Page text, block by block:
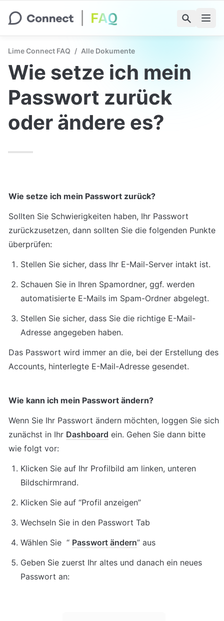
Lime Connect FAQ / Alle Dokumente
Wie setze ich mein
Passwort zurück
oder ändere es?
Wie setze ich mein Passwort zurück?
Sollten Sie Schwierigkeiten haben, Ihr Passwort
zurückzusetzen, dann sollten Sie die folgenden Punkte
überprüfen:
Stellen Sie sicher, dass Ihr E-Mail-Server intakt ist.
Schauen Sie in Ihren Spamordner, ggf. werden
automatisierte E-Mails im Spam-Ordner abgelegt.
Stellen Sie sicher, dass Sie die richtige E-Mail-
Adresse angegeben haben.
Das Passwort wird immer an die, bei der Erstellung des
Accounts, hinterlegte E-Mail-Adresse gesendet.
Wie kann ich mein Passwort ändern?
Wenn Sie Ihr Passwort ändern möchten, loggen Sie sich
zunächst in Ihr Dashboard ein. Gehen Sie dann bitte
wie folgt vor:
Klicken Sie auf Ihr Profilbild am linken, unteren
Bildschirmrand.
Klicken Sie auf “Profil anzeigen”
Wechseln Sie in den Passwort Tab
Wählen Sie  “ Passwort ändern” aus
Geben Sie zuerst Ihr altes und danach ein neues
Passwort an: